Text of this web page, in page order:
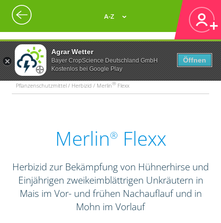
Agrar Wetter
Bayer CropScience Deutschland GmbH
Kostenlos bei Google Play
Öffnen
A-Z
Pflanzenschutzmittel / Herbizid / Merlin® Flexx
Merlin® Flexx
Herbizid zur Bekämpfung von Hühnerhirse und
Einjährigen zweikeimblättrigen Unkräutern in
Mais im Vor- und frühen Nachauflauf und in
Mohn im Vorlauf